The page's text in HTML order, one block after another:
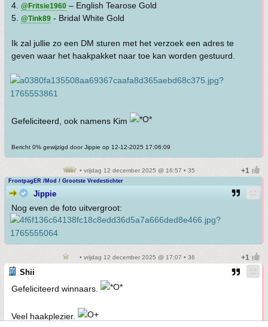
4. @Fritsie1960 – English Tearose Gold
5. @Tink89 - Bridal White Gold
Ik zal jullie zo een DM sturen met het verzoek een adres te
geven waar het haakpakket naar toe kan worden gestuurd.
Gefeliciteerd, ook namens Kim
Bericht 0% gewijzigd door Jippie op 12-12-2025 17:06:09
• vrijdag 12 december 2025 @ 16:57 • 35
FrontpagER /Mod / Grootste Vredestichter
Jippie
Nog even de foto uitvergroot:
• vrijdag 12 december 2025 @ 17:07 • 36
Shii
Gefeliciteerd winnaars.
Veel haakplezier.